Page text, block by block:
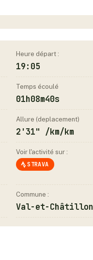
Heure départ :
19:05
Temps écoulé
01h08m40s
Allure (deplacement)
2'31" /km/km
Voir l'activité sur :
STRAVA
Commune :
Val-et-Châtillon